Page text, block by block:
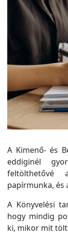
A Kimenő- és
eddiginél
feltölthetővé
papírmunka, és
A Könyvelési
hogy mindig
ki, mikor mit